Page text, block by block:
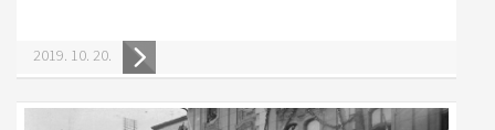
2019. 10. 20.